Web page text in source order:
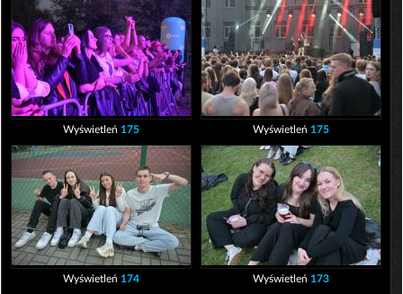
Wyświetleń 175 Wyświetleń 175
Wyświetleń 174 Wyświetleń 173